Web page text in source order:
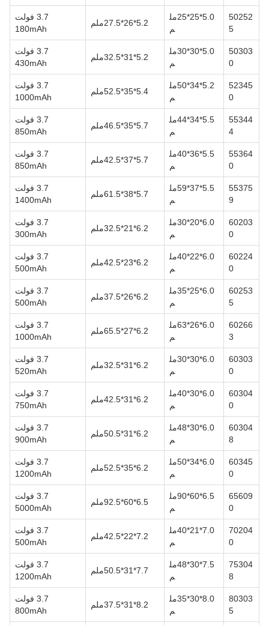
50252
5
5.0*25*25مل
م
5.2*26*27.5ملم
3.7 فولت
180mAh
50303
0
5.0*30*30مل
م
5.2*31*32.5ملم
3.7 فولت
430mAh
52345
0
5.2*34*50مل
م
5.4*35*52.5ملم
3.7 فولت
1000mAh
55344
4
5.5*34*44مل
م
5.7*35*46.5ملم
3.7 فولت
850mAh
55364
0
5.5*36*40مل
م
5.7*37*42.5ملم
3.7 فولت
850mAh
55375
9
5.5*37*59مل
م
5.7*38*61.5ملم
3.7 فولت
1400mAh
60203
0
6.0*20*30مل
م
6.2*21*32.5ملم
3.7 فولت
300mAh
60224
0
6.0*22*40مل
م
6.2*23*42.5ملم
3.7 فولت
500mAh
60253
5
6.0*25*35مل
م
6.2*26*37.5ملم
3.7 فولت
500mAh
60266
3
6.0*26*63مل
م
6.2*27*65.5ملم
3.7 فولت
1000mAh
60303
0
6.0*30*30مل
م
6.2*31*32.5ملم
3.7 فولت
520mAh
60304
0
6.0*30*40مل
م
6.2*31*42.5ملم
3.7 فولت
750mAh
60304
8
6.0*30*48مل
م
6.2*31*50.5ملم
3.7 فولت
900mAh
60345
0
6.0*34*50مل
م
6.2*35*52.5ملم
3.7 فولت
1200mAh
65609
0
6.5*60*90مل
م
6.5*60*92.5ملم
3.7 فولت
5000mAh
70204
0
7.0*21*40مل
م
7.2*22*42.5ملم
3.7 فولت
500mAh
75304
8
7.5*30*48مل
م
7.7*31*50.5ملم
3.7 فولت
1200mAh
80303
5
8.0*30*35مل
م
8.2*31*37.5ملم
3.7 فولت
800mAh